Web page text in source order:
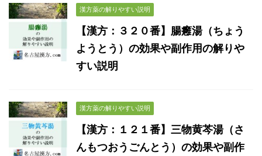
漢方薬の解りやすい説明
【漢方：３２０番】腸癰湯（ちょう
ようとう）の効果や副作用の解りや
すい説明
漢方薬の解りやすい説明
【漢方：１２１番】三物黄芩湯（さ
んもつおうごんとう）の効果や副作